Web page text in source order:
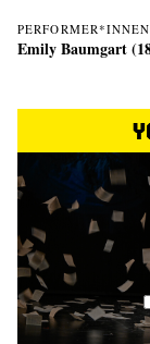
PERFORMER*INNEN
Emily Baumgart